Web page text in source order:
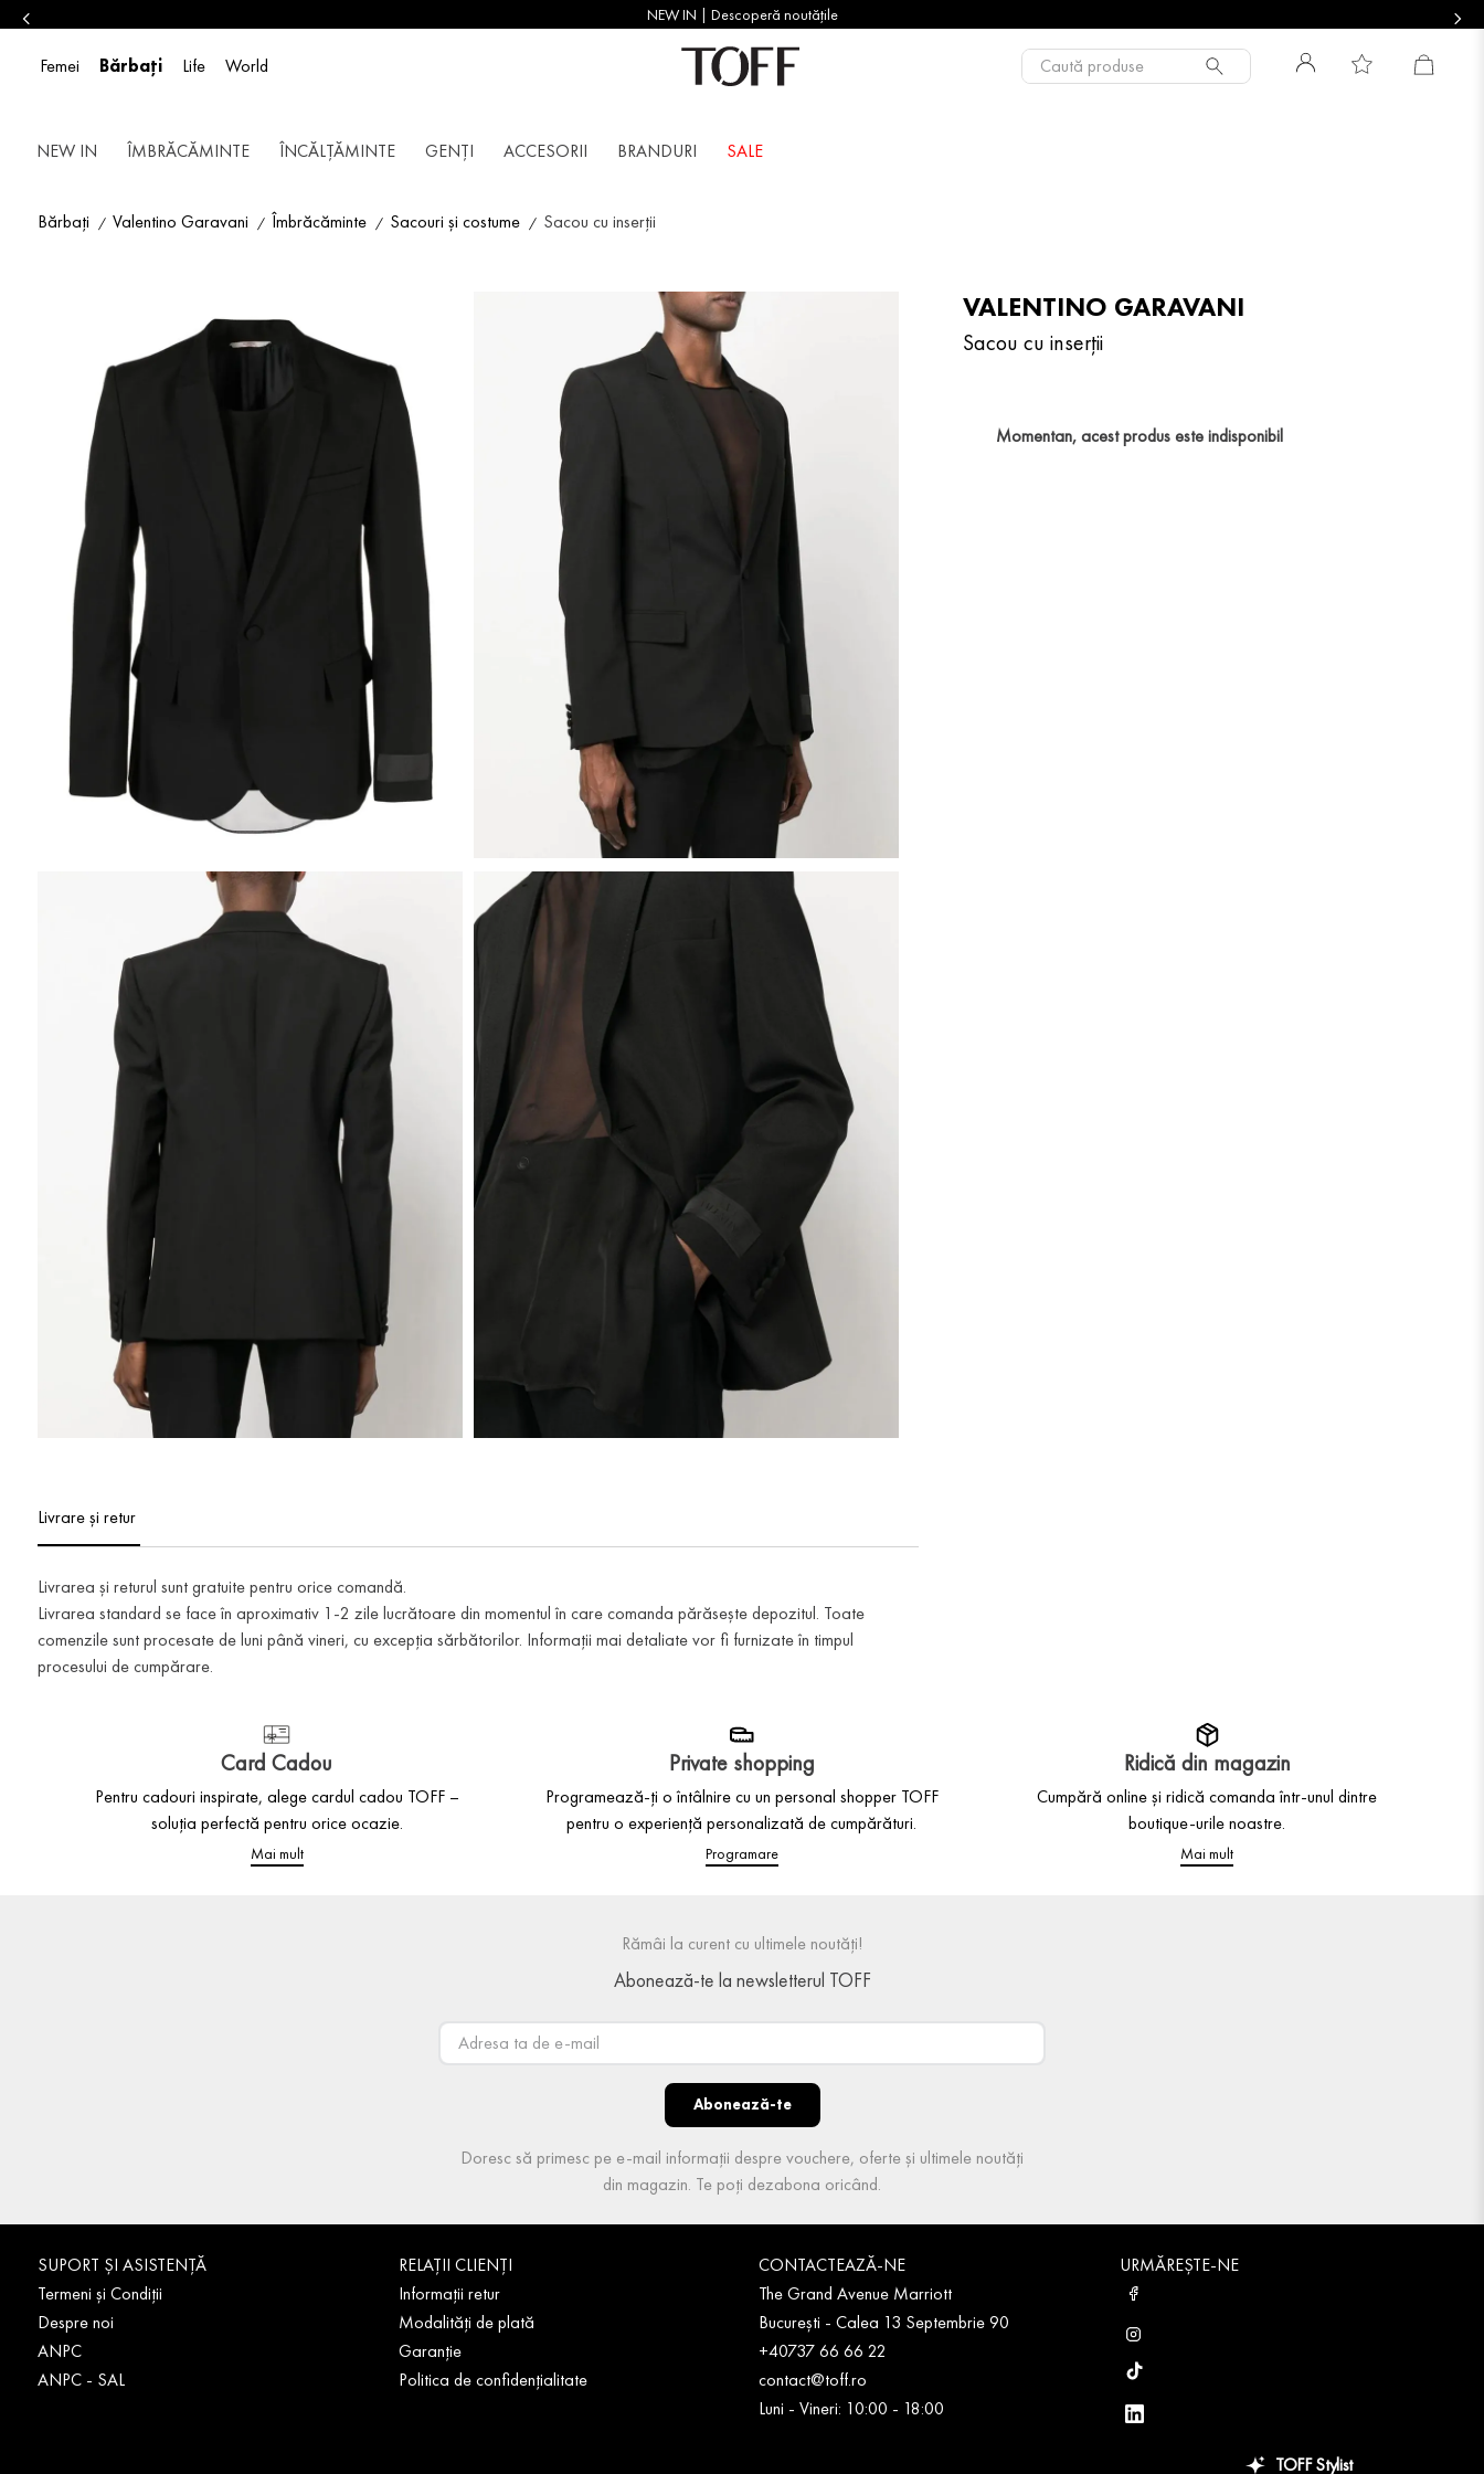
NEW IN | Descoperă noutățile
Femei Bărbați Life World Caută produse
NEW IN ÎMBRĂCĂMINTE ÎNCĂLȚĂMINTE GENȚI ACCESORII BRANDURI SALE
Bărbați Valentino Garavani Îmbrăcăminte Sacouri și costume Sacou cu inserții
VALENTINO GARAVANI
Sacou cu inserții
Momentan, acest produs este indisponibil
Livrare și retur
Livrarea și returul sunt gratuite pentru orice comandă.
Livrarea standard se face în aproximativ 1-2 zile lucrătoare din momentul în care comanda părăsește depozitul. Toate
comenzile sunt procesate de luni până vineri, cu excepția sărbătorilor. Informații mai detaliate vor fi furnizate în timpul
procesului de cumpărare.
Card Cadou
Pentru cadouri inspirate, alege cardul cadou TOFF –
soluția perfectă pentru orice ocazie.
Mai mult
Private shopping
Programează-ți o întâlnire cu un personal shopper TOFF
pentru o experiență personalizată de cumpărături.
Programare
Ridică din magazin
Cumpără online și ridică comanda într-unul dintre
boutique-urile noastre.
Mai mult
Rămâi la curent cu ultimele noutăți!
Abonează-te la newsletterul TOFF
Abonează-te
Doresc să primesc pe e-mail informații despre vouchere, oferte și ultimele noutăți
din magazin. Te poți dezabona oricând.
SUPORT ȘI ASISTENȚĂ
Termeni și Condiții
Despre noi
ANPC
ANPC - SAL
RELAȚII CLIENȚI
Informații retur
Modalități de plată
Garanție
Politica de confidențialitate
CONTACTEAZĂ-NE
The Grand Avenue Marriott
București - Calea 13 Septembrie 90
+40737 66 66 22
contact@toff.ro
Luni - Vineri: 10:00 - 18:00
URMĂREȘTE-NE
TOFF Stylist